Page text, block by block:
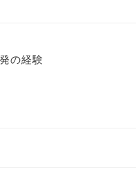
の経験